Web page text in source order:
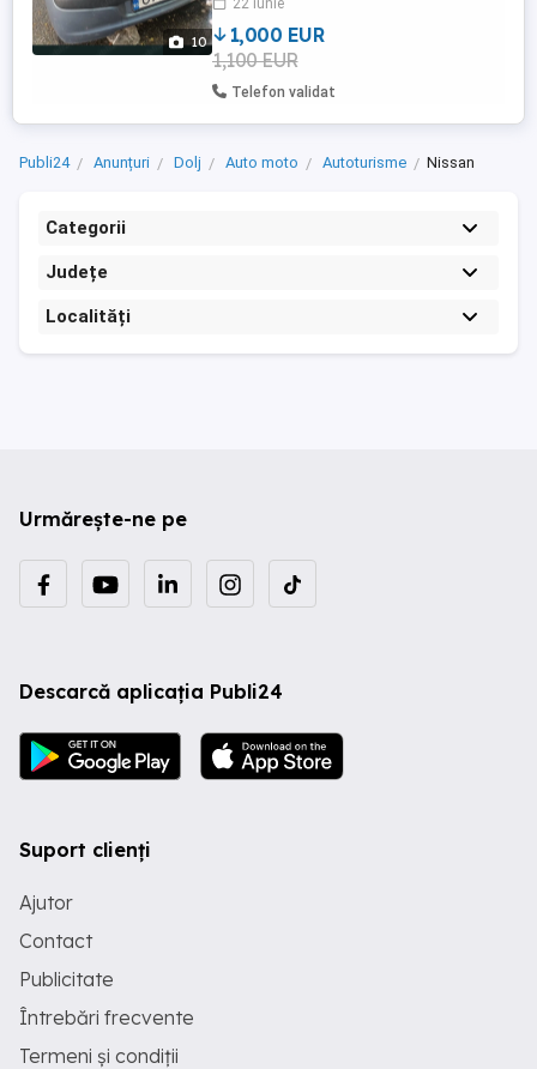
10
schimbata, prag lovit putin, fara rugina.
22 iunie
1,000 EUR
1,100 EUR
Telefon validat
Publi24 Anunțuri Dolj Auto moto Autoturisme Nissan
Categorii
Județe
Localități
Urmărește-ne pe
Descarcă aplicația Publi24
Suport clienți
Ajutor
Contact
Publicitate
Întrebări frecvente
Termeni și condiții